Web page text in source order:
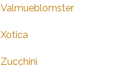
Valmueblomster
Xotica
Zucchini